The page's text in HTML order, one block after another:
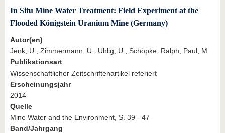
In Situ Mine Water Treatment: Field Experiment at the
Flooded Königstein Uranium Mine (Germany)
Autor(en)
Jenk, U., Zimmermann, U., Uhlig, U., Schöpke, Ralph, Paul, M.
Publikationsart
Wissenschaftlicher Zeitschriftenartikel referiert
Erscheinungsjahr
2014
Quelle
Mine Water and the Environment, S. 39 - 47
Band/Jahrgang